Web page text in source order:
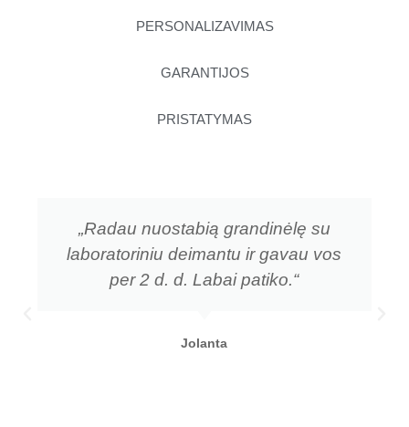
PERSONALIZAVIMAS
GARANTIJOS
PRISTATYMAS
„Radau nuostabią grandinėlę su
laboratoriniu deimantu ir gavau vos
per 2 d. d. Labai patiko.“
Jolanta